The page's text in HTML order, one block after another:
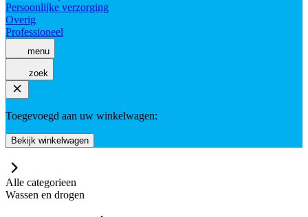
Persoonlijke verzorging
Overig
Professioneel
menu
zoek
Toegevoegd aan uw winkelwagen:
Bekijk winkelwagen
Alle categorieen
Wassen en drogen